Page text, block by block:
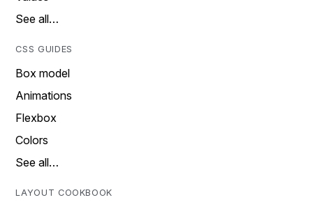
See all…
CSS GUIDES
Box model
Animations
Flexbox
Colors
See all…
LAYOUT COOKBOOK